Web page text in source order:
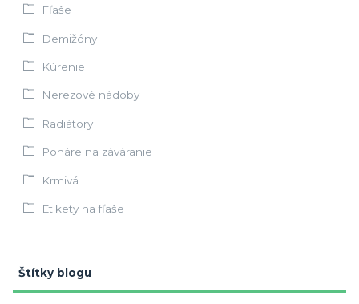
Fľaše
Demižóny
Kúrenie
Nerezové nádoby
Radiátory
Poháre na záváranie
Krmivá
Etikety na fľaše
Štítky blogu